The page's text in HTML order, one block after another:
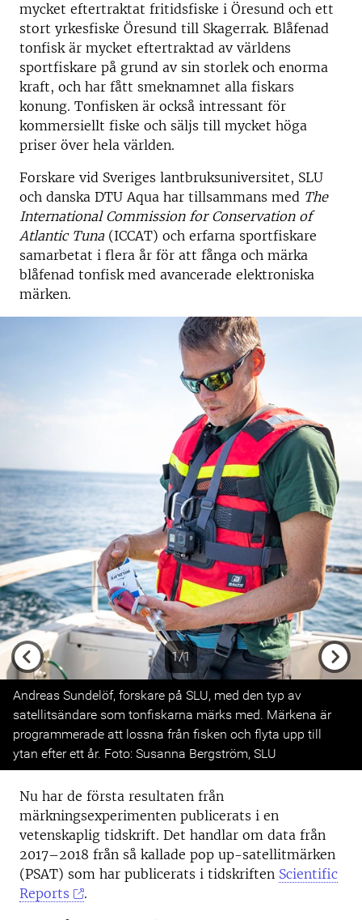
mycket eftertraktat fritidsfiske i Öresund och ett
stort yrkesfiske Öresund till Skagerrak. Blåfenad
tonfisk är mycket eftertraktad av världens
sportfiskare på grund av sin storlek och enorma
kraft, och har fått smeknamnet alla fiskars
konung. Tonfisken är också intressant för
kommersiellt fiske och säljs till mycket höga
priser över hela världen.
Forskare vid Sveriges lantbruksuniversitet, SLU
och danska DTU Aqua har tillsammans med The
International Commission for Conservation of
Atlantic Tuna (ICCAT) och erfarna sportfiskare
samarbetat i flera år för att fånga och märka
blåfenad tonfisk med avancerade elektroniska
märken.
1/1
Previous
Andreas Sundelöf, forskare på SLU, med den typ av
satellitsändare som tonfiskarna märks med. Märkena är
programmerade att lossna från fisken och flyta upp till
ytan efter ett år. Foto: Susanna Bergström, SLU
Nu har de första resultaten från
märkningsexperimenten publicerats i en
vetenskaplig tidskrift. Det handlar om data från
2017–2018 från så kallade pop up-satellitmärken
(PSAT) som har publicerats i tidskriften Scientific
Reports
.